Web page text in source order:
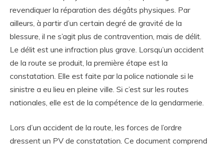
revendiquer la réparation des dégâts physiques. Par
ailleurs, à partir d’un certain degré de gravité de la
blessure, il ne s’agit plus de contravention, mais de délit.
Le délit est une infraction plus grave. Lorsqu’un accident
de la route se produit, la première étape est la
constatation. Elle est faite par la police nationale si le
sinistre a eu lieu en pleine ville. Si c’est sur les routes
nationales, elle est de la compétence de la gendarmerie.
Lors d’un accident de la route, les forces de l’ordre
dressent un PV de constatation. Ce document comprend